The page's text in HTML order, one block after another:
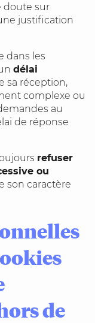
doute sur
justification
dans les
délai
sa réception,
complexe ou
au
de réponse
refuser
ou
son caractère
de